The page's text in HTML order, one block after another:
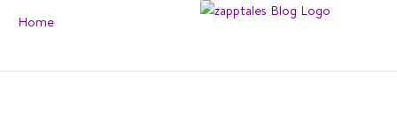
Home